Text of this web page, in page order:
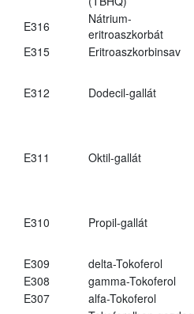
E316
Nátrium-
eritroaszkorbát
E315
Eritroaszkorbinsav
E312 Dodecil-gallát
E311 Oktil-gallát
E310 Propil-gallát
E309
delta-Tokoferol
E308
gamma-Tokoferol
E307
alfa-Tokoferol